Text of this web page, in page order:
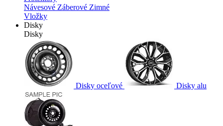
Návesové Záberové Zimné
Vložky
Disky
Disky
Disky oceľové Disky alu